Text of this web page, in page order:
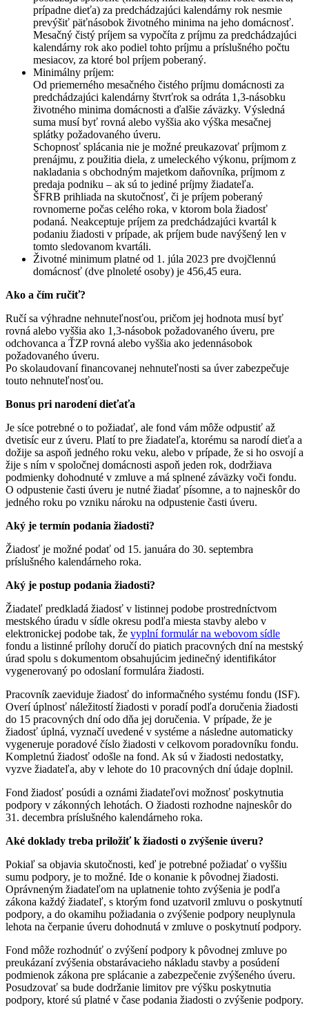
prípadne dieťa) za predchádzajúci kalendárny rok nesmie
prevýšiť päťnásobok životného minima na jeho domácnosť.
Mesačný čistý príjem sa vypočíta z príjmu za predchádzajúci
kalendárny rok ako podiel tohto príjmu a príslušného počtu
mesiacov, za ktoré bol príjem poberaný.
Minimálny príjem:
Od priemerného mesačného čistého príjmu domácnosti za
predchádzajúci kalendárny štvrťrok sa odráta 1,3-násobku
životného minima domácnosti a ďalšie záväzky. Výsledná
suma musí byť rovná alebo vyššia ako výška mesačnej
splátky požadovaného úveru.
Schopnosť splácania nie je možné preukazovať príjmom z
prenájmu, z použitia diela, z umeleckého výkonu, príjmom z
nakladania s obchodným majetkom daňovníka, príjmom z
predaja podniku – ak sú to jediné príjmy žiadateľa.
ŠFRB prihliada na skutočnosť, či je príjem poberaný
rovnomerne počas celého roka, v ktorom bola žiadosť
podaná. Neakceptuje príjem za predchádzajúci kvartál k
podaniu žiadosti v prípade, ak príjem bude navýšený len v
tomto sledovanom kvartáli.
Životné minimum platné od 1. júla 2023 pre dvojčlennú
domácnosť (dve plnoleté osoby) je 456,45 eura.
Ako a čím ručiť?
Ručí sa výhradne nehnuteľnosťou, pričom jej hodnota musí byť
rovná alebo vyššia ako 1,3-násobok požadovaného úveru, pre
odchovanca a ŤZP rovná alebo vyššia ako jedennásobok
požadovaného úveru.
Po skolaudovaní financovanej nehnuteľnosti sa úver zabezpečuje
touto nehnuteľnosťou.
Bonus pri narodení dieťaťa
Je síce potrebné o to požiadať, ale fond vám môže odpustiť až
dvetisíc eur z úveru. Platí to pre žiadateľa, ktorému sa narodí dieťa a
dožije sa aspoň jedného roku veku, alebo v prípade, že si ho osvojí a
žije s ním v spoločnej domácnosti aspoň jeden rok, dodržiava
podmienky dohodnuté v zmluve a má splnené záväzky voči fondu.
O odpustenie časti úveru je nutné žiadať písomne, a to najneskôr do
jedného roku po vzniku nároku na odpustenie časti úveru.
Aký je termín podania žiadosti?
Žiadosť je možné podať od 15. januára do 30. septembra
príslušného kalendárneho roka.
Aký je postup podania žiadosti?
Žiadateľ predkladá žiadosť v listinnej podobe prostredníctvom
mestského úradu v sídle okresu podľa miesta stavby alebo v
elektronickej podobe tak, že vyplní formulár na webovom sídle
fondu a listinné prílohy doručí do piatich pracovných dní na mestský
úrad spolu s dokumentom obsahujúcim jedinečný identifikátor
vygenerovaný po odoslaní formulára žiadosti.
Pracovník zaeviduje žiadosť do informačného systému fondu (ISF).
Overí úplnosť náležitostí žiadosti v poradí podľa doručenia žiadosti
do 15 pracovných dní odo dňa jej doručenia. V prípade, že je
žiadosť úplná, vyznačí uvedené v systéme a následne automaticky
vygeneruje poradové číslo žiadosti v celkovom poradovníku fondu.
Kompletnú žiadosť odošle na fond. Ak sú v žiadosti nedostatky,
vyzve žiadateľa, aby v lehote do 10 pracovných dní údaje doplnil.
Fond žiadosť posúdi a oznámi žiadateľovi možnosť poskytnutia
podpory v zákonných lehotách. O žiadosti rozhodne najneskôr do
31. decembra príslušného kalendárneho roka.
Aké doklady treba priložiť k žiadosti o zvýšenie úveru?
Pokiaľ sa objavia skutočnosti, keď je potrebné požiadať o vyššiu
sumu podpory, je to možné. Ide o konanie k pôvodnej žiadosti.
Oprávneným žiadateľom na uplatnenie tohto zvýšenia je podľa
zákona každý žiadateľ, s ktorým fond uzatvoril zmluvu o poskytnutí
podpory, a do okamihu požiadania o zvýšenie podpory neuplynula
lehota na čerpanie úveru dohodnutá v zmluve o poskytnutí podpory.
Fond môže rozhodnúť o zvýšení podpory k pôvodnej zmluve po
preukázaní zvýšenia obstarávacieho nákladu stavby a posúdení
podmienok zákona pre splácanie a zabezpečenie zvýšeného úveru.
Posudzovať sa bude dodržanie limitov pre výšku poskytnutia
podpory, ktoré sú platné v čase podania žiadosti o zvýšenie podpory.